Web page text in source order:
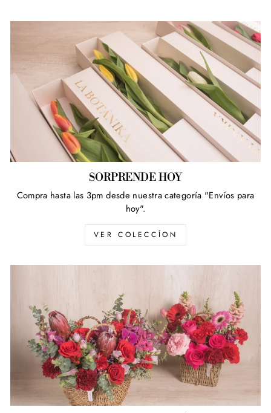
SORPRENDE HOY
Compra hasta las 3pm desde nuestra categoría "Envíos para
hoy".
VER COLECCÍON